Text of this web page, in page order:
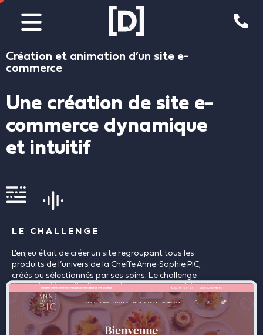
Aller
contenu
Création et animation d’un site e-
commerce
Une création de site e-
commerce dynamique
et intuitif
LE CHALLENGE
L’enjeu était de créer un site regroupant tous les
produits de l’univers de la Cheffe Anne-Sophie PIC,
créés ou sélectionnés par ses soins. Le challenge
étant de décorréler l’espace boutique et produits, du
site principal afin de créer un espace bien distinct de
vente en ligne.